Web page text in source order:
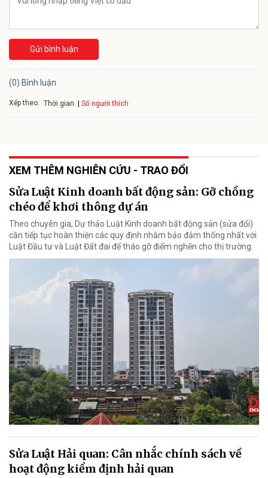
Gửi bình luận
(0) Bình luận
Xếp theo: Thời gian Số người thích
XEM THÊM NGHIÊN CỨU - TRAO ĐỔI
Sửa Luật Kinh doanh bất động sản: Gỡ chồng
chéo để khơi thông dự án
Theo chuyên gia, Dự thảo Luật Kinh doanh bất động sản (sửa đổi)
cần tiếp tục hoàn thiện các quy định nhằm bảo đảm thống nhất với
Luật Đầu tư và Luật Đất đai để tháo gỡ điểm nghẽn cho thị trường.
Sửa Luật Hải quan: Cân nhắc chính sách về
hoạt động kiểm định hải quan